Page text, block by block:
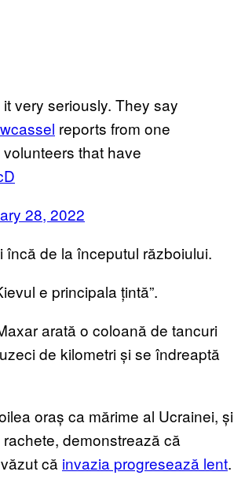
very seriously. They say
reports from one
that have
28, 2022
de la începutul războiului.
e principala țintă”.
arată o coloană de tancuri
de kilometri și se îndreaptă
oraș ca mărime al Ucrainei, și
demonstrează că
că invazia progresează lent.